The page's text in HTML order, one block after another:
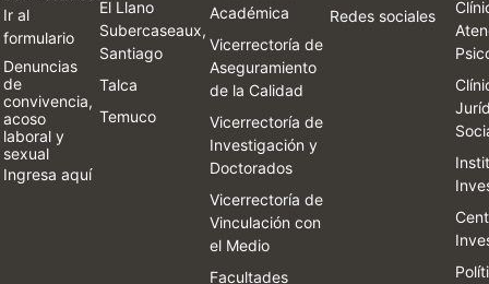
Ir al
formulario
Denuncias
de
convivencia,
acoso
laboral y
sexual
Ingresa aquí
El Llano
Subercaseaux,
Santiago
Talca
Temuco
Académica
Vicerrectoría de
Aseguramiento
de la Calidad
Vicerrectoría de
Investigación y
Doctorados
Vicerrectoría de
Vinculación con
el Medio
Facultades
Redes sociales